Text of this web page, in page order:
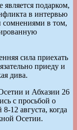
подарком,
в интервью
в том,
сила приехать
приеду и
дива.
и Абхазии 26
с просьбой о
12 августа, когда
Осетии.